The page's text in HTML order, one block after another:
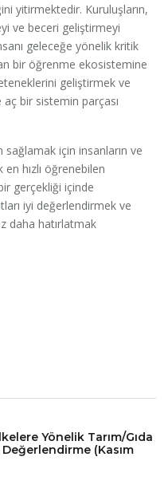
Yönelik Tarım/Gıda
(Kasım
yitirmektedir. Kuruluşların,
ve beceri geliştirmeyi
geleceğe yönelik kritik
bir öğrenme ekosistemine
geliştirmek ve
bir sistemin parçası
için insanların ve
hızlı öğrenebilen
gerçekliği içinde
iyi değerlendirmek ve
daha hatırlatmak